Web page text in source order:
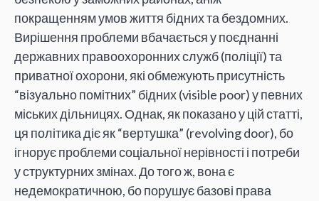
покращенням умов життя бідних та бездомних.
Вирішення проблеми вбачається у поєднанні
державних правоохоронних служб (поліції) та
приватної охорони, які обмежують присутність
“візуально помітних” бідних (visible poor) у певних
міських дільницях. Однак, як показано у цій статті,
ця політика діє як “вертушка” (revolving door), бо
ігнорує проблеми соціальної нерівності і потреби
у структурних змінах. До того ж, вона є
недемократичною, бо порушує базові права